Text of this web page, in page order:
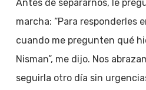
Antes de separarnos, le
marcha: “Para responderles
cuando me pregunten qué
Nisman”, me dijo. Nos
seguirla otro día sin